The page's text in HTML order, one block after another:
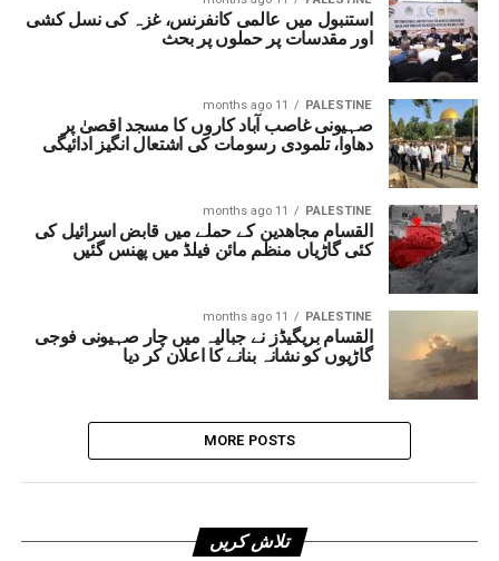
استنبول میں عالمی کانفرنس، غزہ کی نسل کشی
اور مقدسات پر حملوں پر بحث
PALESTINE
11 months ago
صہیونی غاصب آباد کاروں کا مسجد اقصیٰ پر
دھاوا، تلمودی رسومات کی اشتعال انگیز ادائیگی
PALESTINE
11 months ago
القسام مجاھدین کے حملے میں قابض اسرائیل کی
کئی گاڑیاں منظم مائن فیلڈ میں پھنس گئیں
PALESTINE
11 months ago
القسام بریگیڈز نے جبالیہ میں چار صہیونی فوجی
گاڑیوں کو نشانہ بنانے کا اعلان کر دیا
MORE POSTS
تلاش کریں